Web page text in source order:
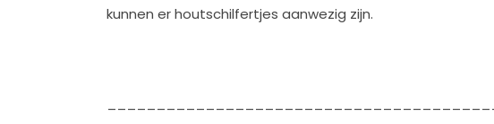
kunnen er houtschilfertjes aanwezig zijn.